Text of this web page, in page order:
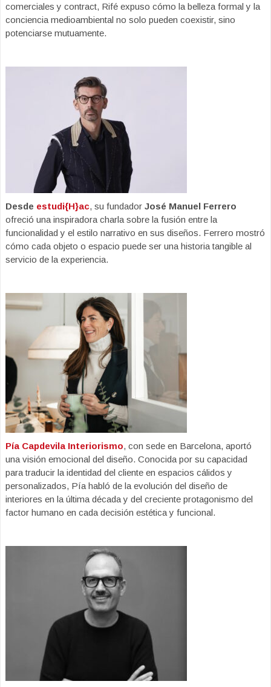
comerciales y contract, Rifé expuso cómo la belleza formal y la
conciencia medioambiental no solo pueden coexistir, sino
potenciarse mutuamente.
Desde estudi{H}ac, su fundador José Manuel Ferrero
ofreció una inspiradora charla sobre la fusión entre la
funcionalidad y el estilo narrativo en sus diseños. Ferrero mostró
cómo cada objeto o espacio puede ser una historia tangible al
servicio de la experiencia.
Pía Capdevila Interiorismo, con sede en Barcelona, aportó
una visión emocional del diseño. Conocida por su capacidad
para traducir la identidad del cliente en espacios cálidos y
personalizados, Pía habló de la evolución del diseño de
interiores en la última década y del creciente protagonismo del
factor humano en cada decisión estética y funcional.